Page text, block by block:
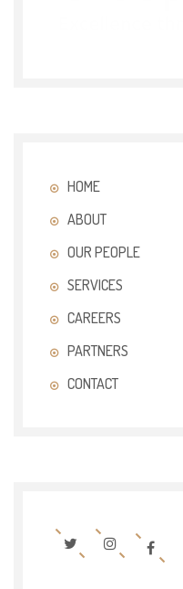
HOME
ABOUT
OUR PEOPLE
SERVICES
CAREERS
PARTNERS
CONTACT